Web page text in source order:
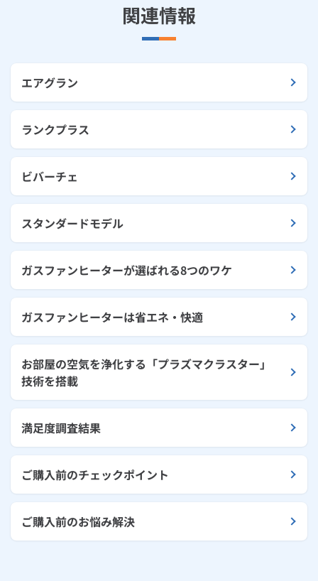
関連情報
エアグラン
ランクプラス
ビバーチェ
スタンダードモデル
ガスファンヒーターが選ばれる8つのワケ
ガスファンヒーターは省エネ・快適
お部屋の空気を浄化する「プラズマクラスター」
技術を搭載
満足度調査結果
ご購入前のチェックポイント
ご購入前のお悩み解決